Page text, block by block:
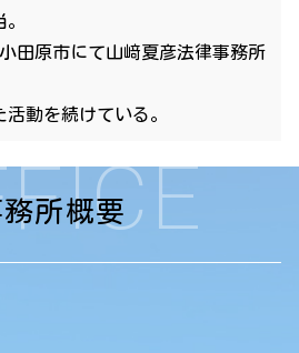
田原市にて山﨑夏彦法律事務所
動を続けている。
所概要